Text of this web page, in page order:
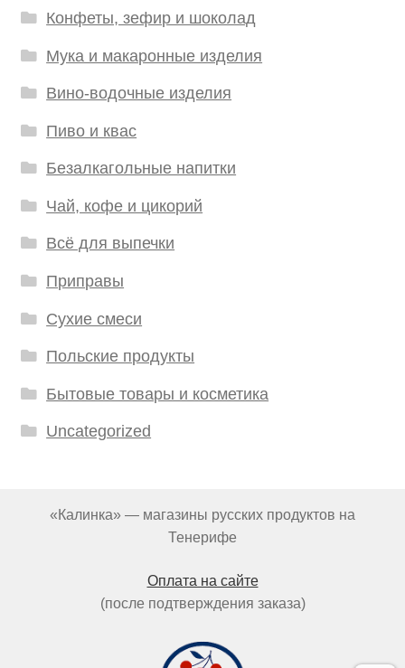
Конфеты, зефир и шоколад
Мука и макаронные изделия
Вино-водочные изделия
Пиво и квас
Безалкагольные напитки
Чай, кофе и цикорий
Всё для выпечки
Приправы
Сухие смеси
Польские продукты
Бытовые товары и косметика
Uncategorized
«Калинка» — магазины русских продуктов на
Тенерифе
Оплата на сайте
(после подтверждения заказа)